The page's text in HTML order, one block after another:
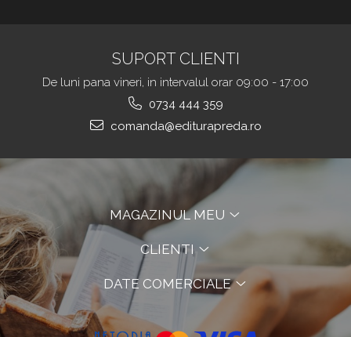
SUPORT CLIENTI
De luni pana vineri, in intervalul orar 09:00 - 17:00
0734 444 359
comanda@editurapreda.ro
MAGAZINUL MEU
CLIENTI
DATE COMERCIALE